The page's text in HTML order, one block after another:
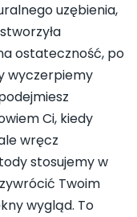
uzębienia,
ostateczność, po
wyczerpiemy
Ci, kiedy
wręcz
stosujemy w
Twoim
wygląd. To